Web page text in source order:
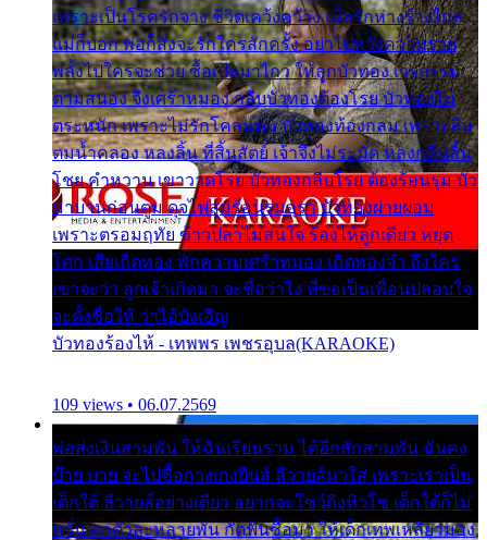
เพราะเป็นโรครักจาง ชีวิตเคว้งคว้าง เมื่อรักห่างร้างไกล
แม่ก็บอก พ่อก็สั่งจะรักใครสักครั้ง อย่าไปหวังความรวย
พลั้งไปใครจะช่วย ซื้อเปลมาไกว ให้ลูกบัวทอง เวรกรรม
ตามสนอง จึงเศร้าหมอง กลีบบัวทองต้องโรย บัวทองไม่
ตระหนัก เพราะไม่รักโคลนตม บัวทองท้องกลม เพราะลืม
ตมน้ำคลอง หลงลิ้น ที่สิ้นสัตย์ เจ้าจึงไม่ระมัด หลงกลิ่นลิ้น
โชย คำหวาน เขาวาดโรย บัวทองกลีบโรย ต้องร้อนรุม บัว
มาบานก่อนตูม ดุจไฟสุมร้อนรุมอุรา บัวทองผ่ายผอม
เพราะตรอมฤทัย ข้าวปลาไม่สนใจ ร้องไห้ลูกเดียว หยุด
โศก เสียเถิดทอง พักความเศร้าหมอง เถิดทองจ๋า ถึงใคร
เขาจะว่า ลูกเจ้าเกิดมา จะชื่อว่าไง พี่ขอเป็นเพื่อนปลอบใจ
จะตั้งชื่อให้ ว่าไอ้บังเอิญ
บัวทองร้องไห้ - เทพพร เพชรอุบล(KARAOKE)
109 views • 06.07.2569
พ่อส่งเงินสามพัน ให้ฉันเรียนราม ได้อีกสักสามพัน ฉันคง
บ๊าย บาย จะไปซื้อกางเกงยีนส์ ลีวายส์มาใส่ เพราะเราเป็น
เด็กใต้ ลีวายส์อย่างเดียว อยากจะโชว์ถึงหิวโซ เด็กใต้ก็ไม่
หวั่น ตกตัวละหลายพัน กัดฟันซื้อมา ให้เด็กเทพเหลียวมอง